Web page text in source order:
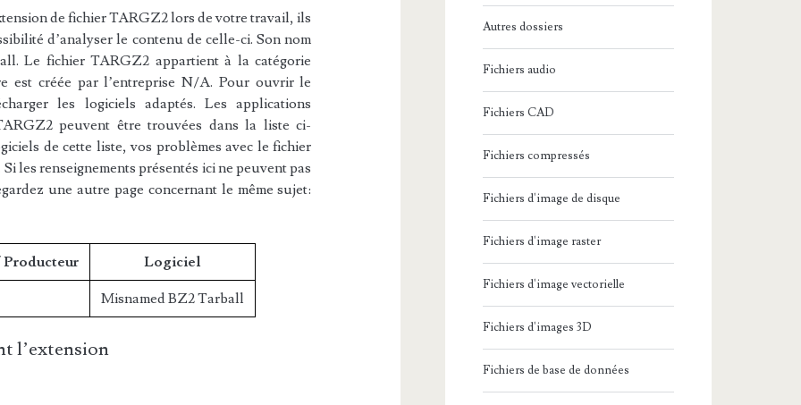
de fichier TARGZ2 lors de votre travail, ils
d’analyser le contenu de celle-ci. Son nom
Le fichier TARGZ2 appartient à la catégorie
est créée par l’entreprise N/A. Pour ouvrir le
les logiciels adaptés. Les applications
peuvent être trouvées dans la liste ci-
de cette liste, vos problèmes avec le fichier
les renseignements présentés ici ne peuvent pas
une autre page concernant le même sujet:
Producteur Logiciel
Misnamed BZ2 Tarball
l’extension
Autres dossiers
Fichiers audio
Fichiers CAD
Fichiers compressés
Fichiers d'image de disque
Fichiers d'image raster
Fichiers d'image vectorielle
Fichiers d'images 3D
Fichiers de base de données